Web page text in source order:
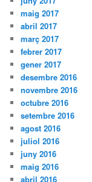
maig 2017
abril 2017
març 2017
febrer 2017
gener 2017
desembre 2016
novembre 2016
octubre 2016
setembre 2016
agost 2016
juliol 2016
juny 2016
maig 2016
abril 2016